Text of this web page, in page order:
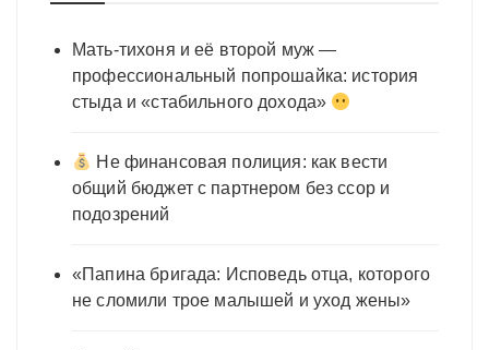
Мать-тихоня и её второй муж —
профессиональный попрошайка: история
стыда и «стабильного дохода»
Не финансовая полиция: как вести
общий бюджет с партнером без ссор и
подозрений
«Папина бригада: Исповедь отца, которого
не сломили трое малышей и уход жены»